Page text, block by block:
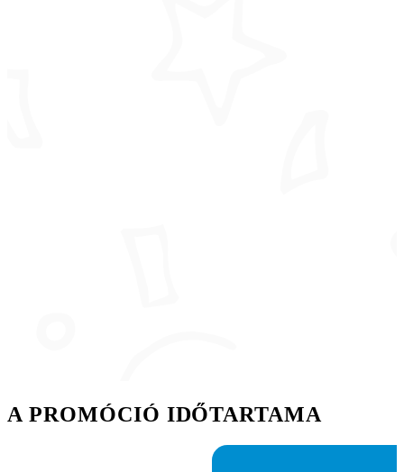
A PROMÓCIÓ IDŐTARTAMA